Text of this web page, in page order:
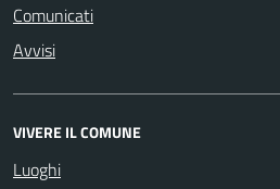
Comunicati
Avvisi
VIVERE IL COMUNE
Luoghi